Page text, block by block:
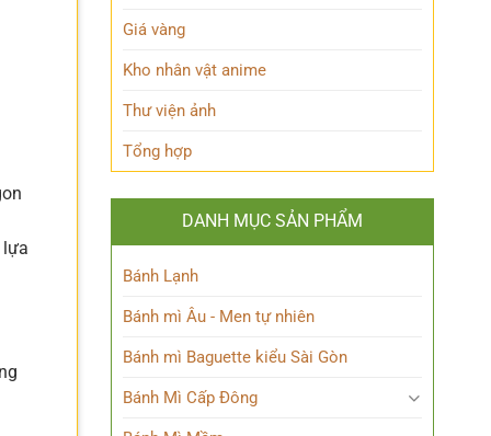
lựa
Giá vàng
Kho nhân vật anime
Thư viện ảnh
Tổng hợp
DANH MỤC SẢN PHẨM
Bánh Lạnh
Bánh mì Âu - Men tự nhiên
Bánh mì Baguette kiểu Sài Gòn
Bánh Mì Cấp Đông